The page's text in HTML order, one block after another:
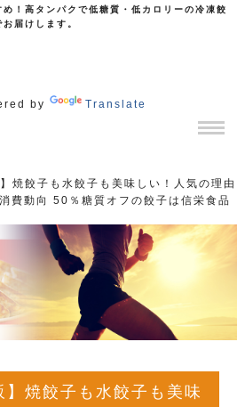
！高タンパクで低糖質・低カロリーの冷凍餃
届けします。
by Translate
焼餃子も水餃子も美味しい！人気の理由
費動向 50％糖質オフの餃子は信栄食品
】焼餃子も水餃子も美味